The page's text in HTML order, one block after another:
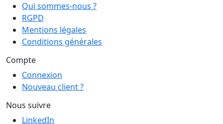
Qui sommes-nous ?
RGPD
Mentions légales
Conditions générales
Compte
Connexion
Nouveau client ?
Nous suivre
LinkedIn